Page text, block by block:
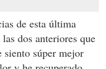
de esta última
dos anteriores que
siento súper mejor